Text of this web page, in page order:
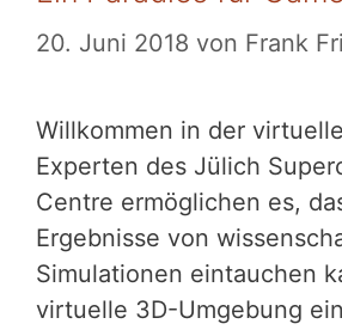
20. Juni 2018 von Frank
Willkommen in der
Experten des Jülich
Centre ermöglichen es,
Ergebnisse von
Simulationen eintauchen
virtuelle 3D-Umgebung